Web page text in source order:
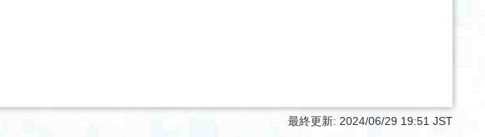
最終更新: 2024/06/29 19:51 JST